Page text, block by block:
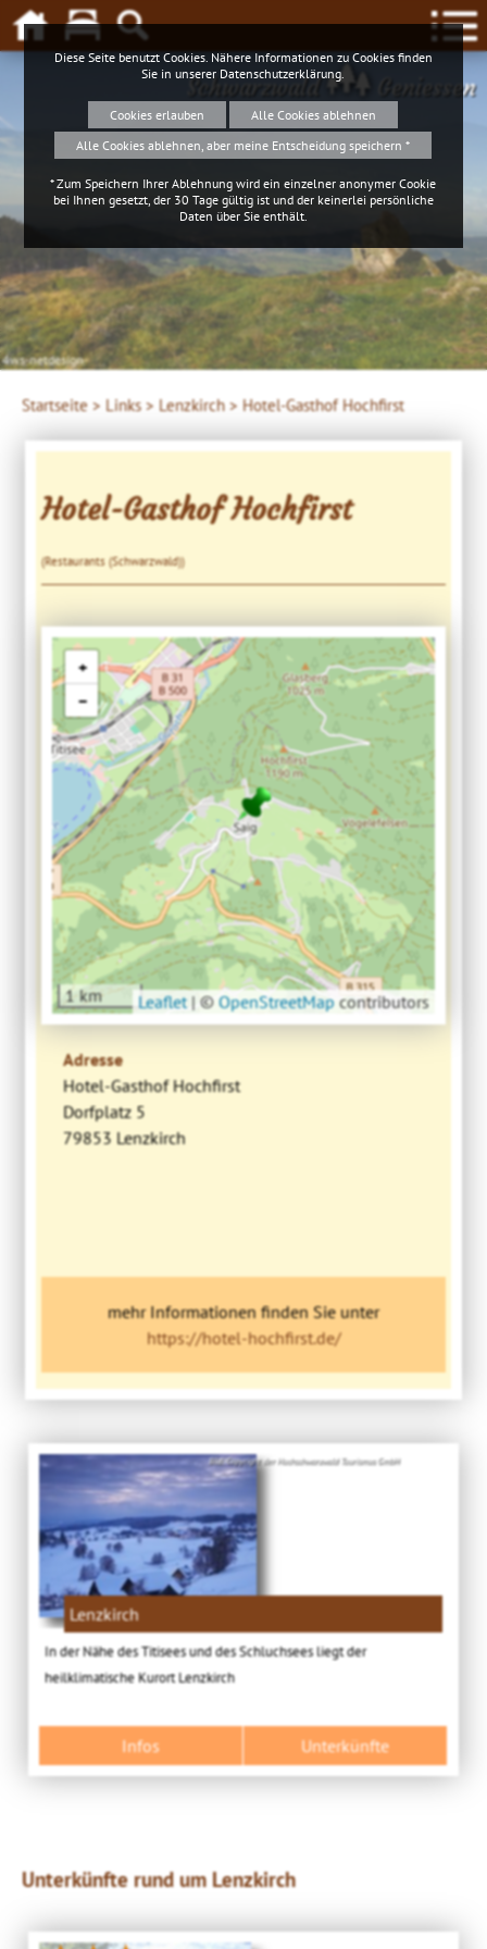
Schwarzwald Geniessen
4ws-netdesign
Startseite > Links > Lenzkirch > Hotel-Gasthof Hochfirst
Hotel-Gasthof Hochfirst
(Restaurants (Schwarzwald))
+
−
1 km Leaflet | ©OpenStreetMapcontributors
Adresse
Hotel-Gasthof Hochfirst
Dorfplatz 5
79853 Lenzkirch
mehr Informationen finden Sie unter
https://hotel-hochfirst.de/
Bild: Copyright der Hochschwarzwald Tourismus GmbH
Lenzkirch
In der Nähe des Titisees und des Schluchsees liegt der
heilklimatische Kurort Lenzkirch
Infos Unterkünfte
Unterkünfte rund um Lenzkirch
Diese Seite benutzt Cookies. Nähere Informationen zu Cookies finden
Sie in unserer Datenschutzerklärung
Cookies erlauben
Alle Cookies ablehnen
Alle Cookies ablehnen, aber meine Entscheidung speichern *
* Zum Speichern Ihrer Ablehnung wird ein einzelner anonymer Cookie
bei Ihnen gesetzt, der 30 Tage gültig ist und der keinerlei persönliche
Daten über Sie enthält.